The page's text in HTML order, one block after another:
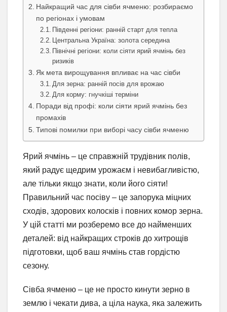
Найкращий час для сівби ячменю: розбираємо
по регіонах і умовам
Південні регіони: ранній старт для тепла
Центральна Україна: золота середина
Північні регіони: коли сіяти ярий ячмінь без
ризиків
Як мета вирощування впливає на час сівби
Для зерна: ранній посів для врожаю
Для корму: гнучкіші терміни
Поради від профі: коли сіяти ярий ячмінь без
промахів
Типові помилки при виборі часу сівби ячменю
Ярий ячмінь – це справжній трудівник полів,
який радує щедрим урожаєм і невибагливістю,
але тільки якщо знати, коли його сіяти!
Правильний час посіву – це запорука міцних
сходів, здорових колосків і повних комор зерна.
У цій статті ми розберемо все до найменших
деталей: від найкращих строків до хитрощів
підготовки, щоб ваш ячмінь став гордістю
сезону.
Сівба ячменю – це не просто кинути зерно в
землю і чекати дива, а ціла наука, яка залежить